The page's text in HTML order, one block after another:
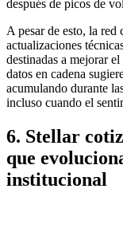
después de picos de
A pesar de esto, la red
actualizaciones
destinadas a mejorar
datos en cadena
acumulando durante
incluso cuando el
6. Stellar
que
institucional